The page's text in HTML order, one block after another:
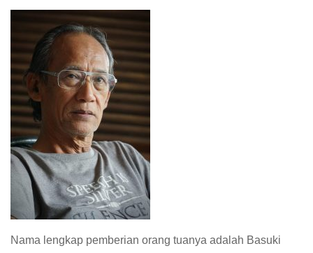
Nama lengkap pemberian orang tuanya adalah Basuki